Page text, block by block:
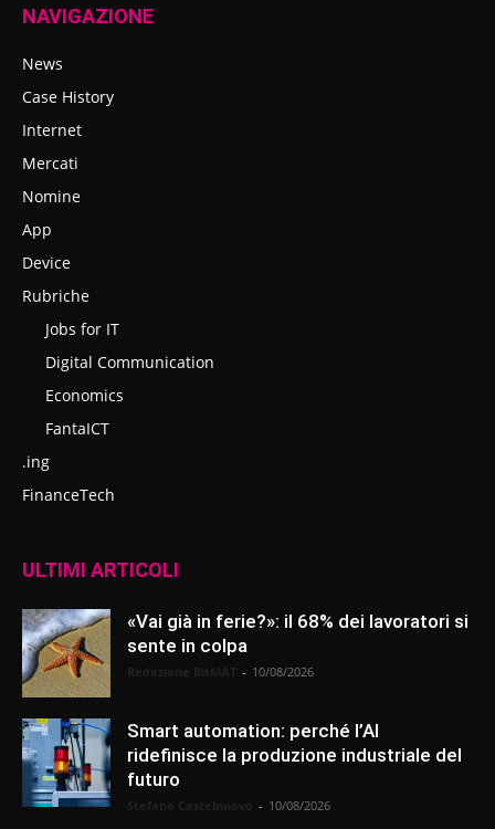
NAVIGAZIONE
News
Case History
Internet
Mercati
Nomine
App
Device
Rubriche
Jobs for IT
Digital Communication
Economics
FantaICT
.ing
FinanceTech
ULTIMI ARTICOLI
«Vai già in ferie?»: il 68% dei lavoratori si
sente in colpa
- 10/08/2026
Smart automation: perché l’AI
ridefinisce la produzione industriale del
futuro
- 10/08/2026